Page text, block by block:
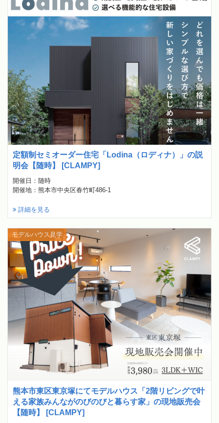
定額制セミオーダー住宅「Lodina（ロディナ）」の説
明会【随時】 [CLAMPY]
開催日：随時
開催地：熊本市中央区春竹町486-1
詳細を見る
熊本市東区東京塚にてモデルハウス「2階リビングで叶
える家族みんながのびのびと暮らす家」の現地販売会
【随時】 [CLAMPY]
モデルハウス見学